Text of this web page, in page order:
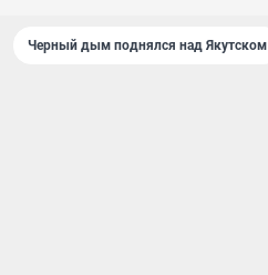
Черный дым поднялся над Якутском